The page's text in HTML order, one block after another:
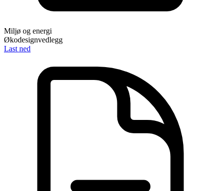
Miljø og energi
Økodesignvedlegg
Last ned